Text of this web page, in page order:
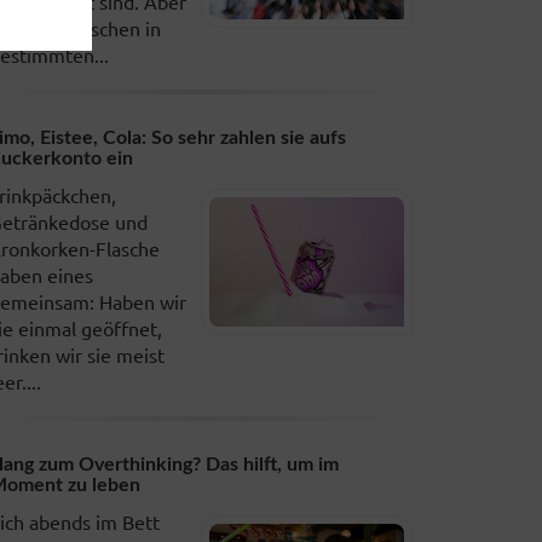
es gibt Menschen in
Eistee, Cola: So sehr zahlen sie aufs
ein
und
Flasche
eines
Haben wir
einmal geöffnet,
wir sie meist
zum Overthinking? Das hilft, um im
zu leben
abends im Bett